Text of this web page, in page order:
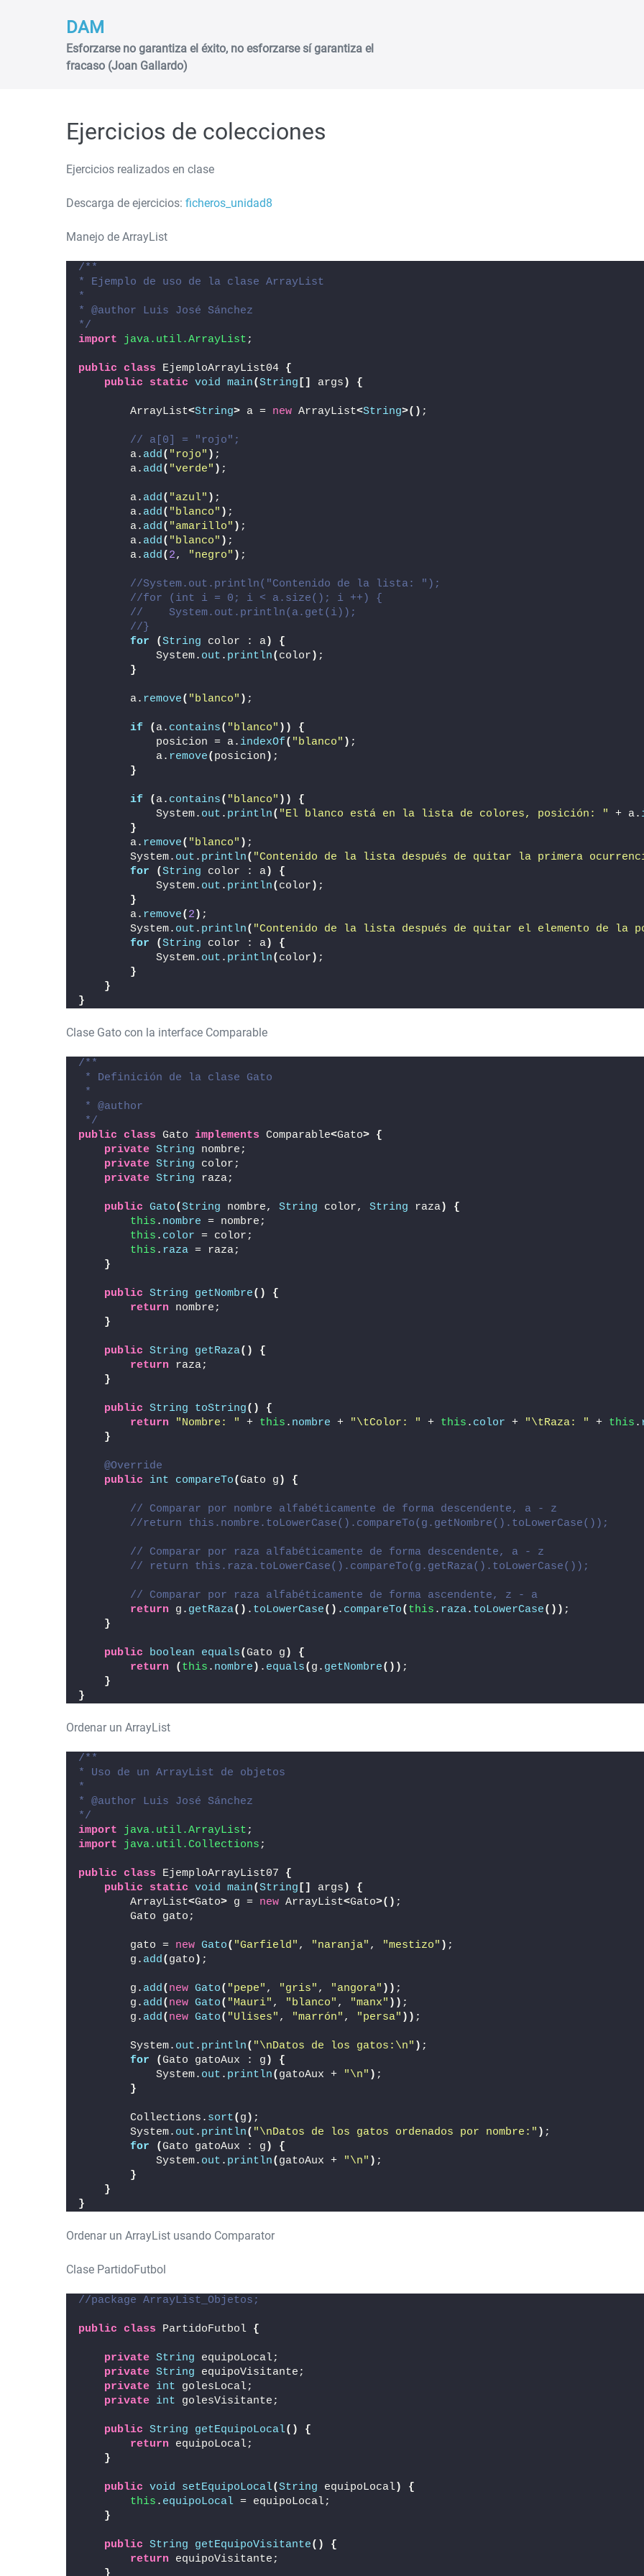
DAM
Esforzarse no garantiza el éxito, no esforzarse sí garantiza el
fracaso (Joan Gallardo)
Ejercicios de colecciones
Ejercicios realizados en clase
Descarga de ejercicios: ficheros_unidad8
Manejo de ArrayList
/**
* Ejemplo de uso de la clase ArrayList
*
* @author Luis José Sánchez
*/
import java.util.ArrayList ;
public class EjemploArrayList04 {
public
static void main(String [] args ) {
        ArrayList
<String> a = new ArrayList<String>() ;
// a[0] = "rojo";
        a.
add( "rojo" ) ;
        a.
add( "verde" ) ;
        a.
add( "azul" ) ;
        a.
add( "blanco" ) ;
        a.
add( "amarillo" ) ;
        a.
add( "blanco" ) ;
        a.
add( 2, "negro" ) ;
//System.out.println("Contenido de la lista: ");
//for (int i = 0; i < a.size(); i ++) {
//    System.out.println(a.get(i));
//}
for
(String color : a)
{
            System.
out . println( color ) ;
}
        a.
remove( "blanco" ) ;
if ( a. contains( "blanco" ))
{
            posicion = a.
indexOf( "blanco" ) ;
            a.
remove( posicion ) ;
}
if ( a. contains( "blanco" ))
{
            System.
out . println( "El blanco está en la lista de colores, posición: " + a.
}
        a.
remove( "blanco" ) ;
        System.
out . println( "Contenido de la lista después de quitar la primera
for
(String color : a)
{
            System.
out . println( color ) ;
}
        a.
remove( 2 ) ;
        System.
out . println( "Contenido de la lista después de quitar el elemento de la
for
(String color : a)
{
            System.
out . println( color ) ;
}
}
}
Clase Gato con la interface Comparable
/**
* Definición de la clase Gato
*
* @author
*/
public class Gato implements Comparable<Gato> {
private String nombre;
private String color;
private String raza;
public Gato(String nombre, String color, String raza)
{
this . nombre = nombre;
this . color = color;
this . raza = raza;
}
public String getNombre()
{
return nombre;
}
public String getRaza()
{
return raza;
}
public String toString()
{
return
"Nombre: " + this . nombre + "\tColor: " + this . color + "\tRaza: " + this .
}
@Override
public
int compareTo(Gato g ) {
// Comparar por nombre alfabéticamente de forma descendente, a - z
//return this.nombre.toLowerCase().compareTo(g.getNombre().toLowerCase());
// Comparar por raza alfabéticamente de forma descendente, a - z
// return this.raza.toLowerCase().compareTo(g.getRaza().toLowerCase());
// Comparar por raza alfabéticamente de forma ascendente, z - a
return g. getRaza() . toLowerCase() . compareTo( this . raza. toLowerCase()) ;
}
public boolean equals(Gato g )
{
return
( this . nombre ) . equals( g. getNombre()) ;
}
}
Ordenar un ArrayList
/**
* Uso de un ArrayList de objetos
*
* @author Luis José Sánchez
*/
import java.util.ArrayList ;
import java.util.Collections ;
public class EjemploArrayList07 {
public
static void main(String [] args )
{
        ArrayList
<Gato> g = new ArrayList<Gato>() ;
        Gato gato;
        gato =
new Gato( "Garfield" , "naranja" , "mestizo" ) ;
        g.
add( gato ) ;
        g.
add( new Gato( "pepe" , "gris" , "angora" )) ;
        g.
add( new Gato( "Mauri" , "blanco" , "manx" )) ;
        g.
add( new Gato( "Ulises" , "marrón" , "persa" )) ;
        System.
out . println( "\nDatos de los gatos:\n" ) ;
for
(Gato gatoAux : g )
{
            System.
out . println( gatoAux + "\n" ) ;
}
        Collections.
sort( g ) ;
        System.
out . println( "\nDatos de los gatos ordenados por nombre:" ) ;
for
(Gato gatoAux : g )
{
            System.
out . println( gatoAux + "\n" ) ;
}
}
}
Ordenar un ArrayList usando Comparator
Clase PartidoFutbol
//package ArrayList_Objetos;
public class PartidoFutbol {
private String equipoLocal;
private String equipoVisitante;
private int golesLocal;
private int golesVisitante;
public String getEquipoLocal()
{
return equipoLocal;
}
public void setEquipoLocal(String equipoLocal)
{
this . equipoLocal = equipoLocal;
}
public String getEquipoVisitante()
{
return equipoVisitante;
}